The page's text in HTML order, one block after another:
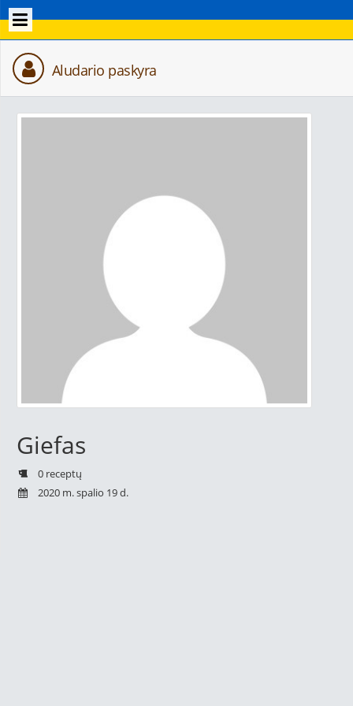
Aludario paskyra
Giefas
0 receptų
2020 m. spalio 19 d.